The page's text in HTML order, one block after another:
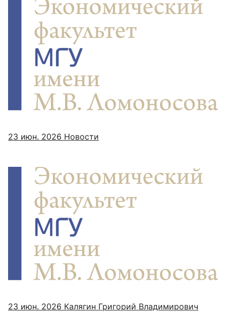
23 июн. 2026 Новости
23 июн. 2026 Калягин Григорий Владимирович